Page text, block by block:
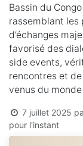
Bassin du
rassemblant
d’échanges
favorisé des
side events,
rencontres et
venus du
7 juillet 2025
pour l'instant